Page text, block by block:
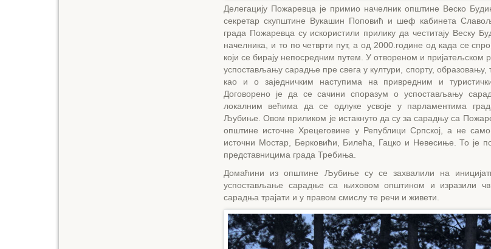
Делегацију Пожаревца је примио начелник општине Веско
секретар скупштине Вукашин Поповић и шеф кабинета
града Пожаревца су искористили прилику да честитају Веску
начелника, и то по четврти пут, а од 2000.године од када се
који се бирају непосредним путем. У отвореном и пријатељском
успостављању сарадње пре свега у култури, спорту, образовању,
као и о заједничким наступима на привредним и
Договорено је да се сачини споразум о успостављању
локалним већима да се одлуке усвоје у парламентима
Љубиње. Овом приликом је истакнуто да су за сарадњу са
општине источне Хрецеговине у Републици Српској, а не
источни Мостар, Берковићи, Билећа, Гацко и Невесиње. То је
представницима града Требиња.
Домаћини из општине Љубиње су се захвалили на
успостављање сарадње са њиховом општином и изразили
сарадња трајати и у правом смислу те речи и живети.